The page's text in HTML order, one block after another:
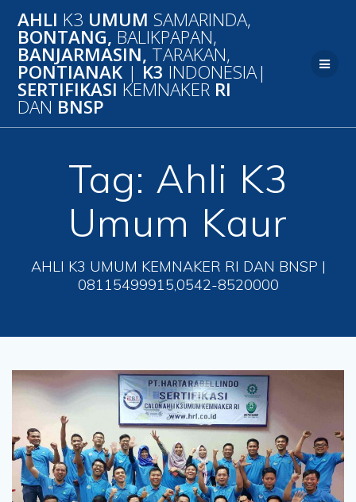
to
content
AHLI K3 UMUM SAMARINDA,
BONTANG, BALIKPAPAN,
BANJARMASIN, TARAKAN,
PONTIANAK | K3 INDONESIA|
SERTIFIKASI KEMNAKER RI
DAN BNSP
Tag: Ahli K3
Umum Kaur
AHLI K3 UMUM KEMNAKER RI DAN BNSP |
08115499915,0542-8520000